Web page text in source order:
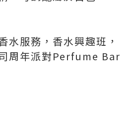
水服務，香水興趣班，
周年派對Perfume Bar